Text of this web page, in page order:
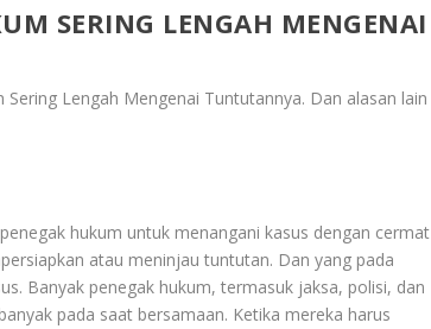
SERING LENGAH MENGENAI
Sering Lengah Mengenai Tuntutannya. Dan alasan lain
hukum untuk menangani kasus dengan cermat
atau meninjau tuntutan. Dan yang pada
Banyak penegak hukum, termasuk jaksa, polisi, dan
pada saat bersamaan. Ketika mereka harus